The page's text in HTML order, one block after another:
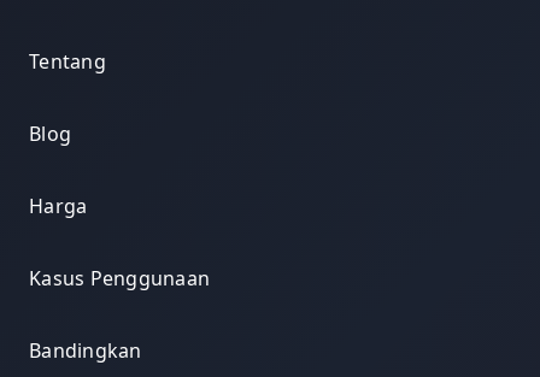
Tentang
Blog
Harga
Kasus Penggunaan
Bandingkan